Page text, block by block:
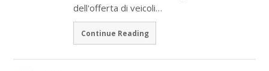
dell'offerta di veicoli…
Continue Reading